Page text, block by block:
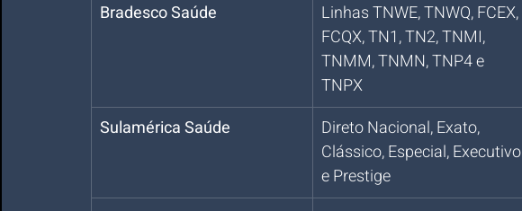
Bradesco Saúde
Linhas TNWE, TNWQ, FCEX,
FCQX, TN1, TN2, TNMI,
TNMM, TNMN, TNP4 e
TNPX
Sulamérica Saúde
Direto Nacional, Exato,
Clássico, Especial, Executivo
e Prestige